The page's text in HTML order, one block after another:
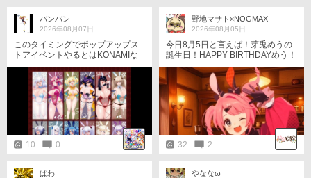
った後の出題仕様は控えめに言っ
て(自主規制)
バンバン
2026年08月07日
このタイミングでポップアップス
トアイベントやるとはKONAMIな
10 0
野地マサト×NOGMAX
2026年08月05日
今日8月5日と言えば！芽兎めうの
誕生日！HAPPY BIRTHDAYめう！
めうめう』です！【めうめうのお
祝いeね！お祝いコメント！お祝い
シェア(拡散希望)です！！！！！】
(*￣∇￣*) #ひなビタ #芽兎めう #め
うめう #芽兎めう生誕祭
32 2
ぱわ やななω